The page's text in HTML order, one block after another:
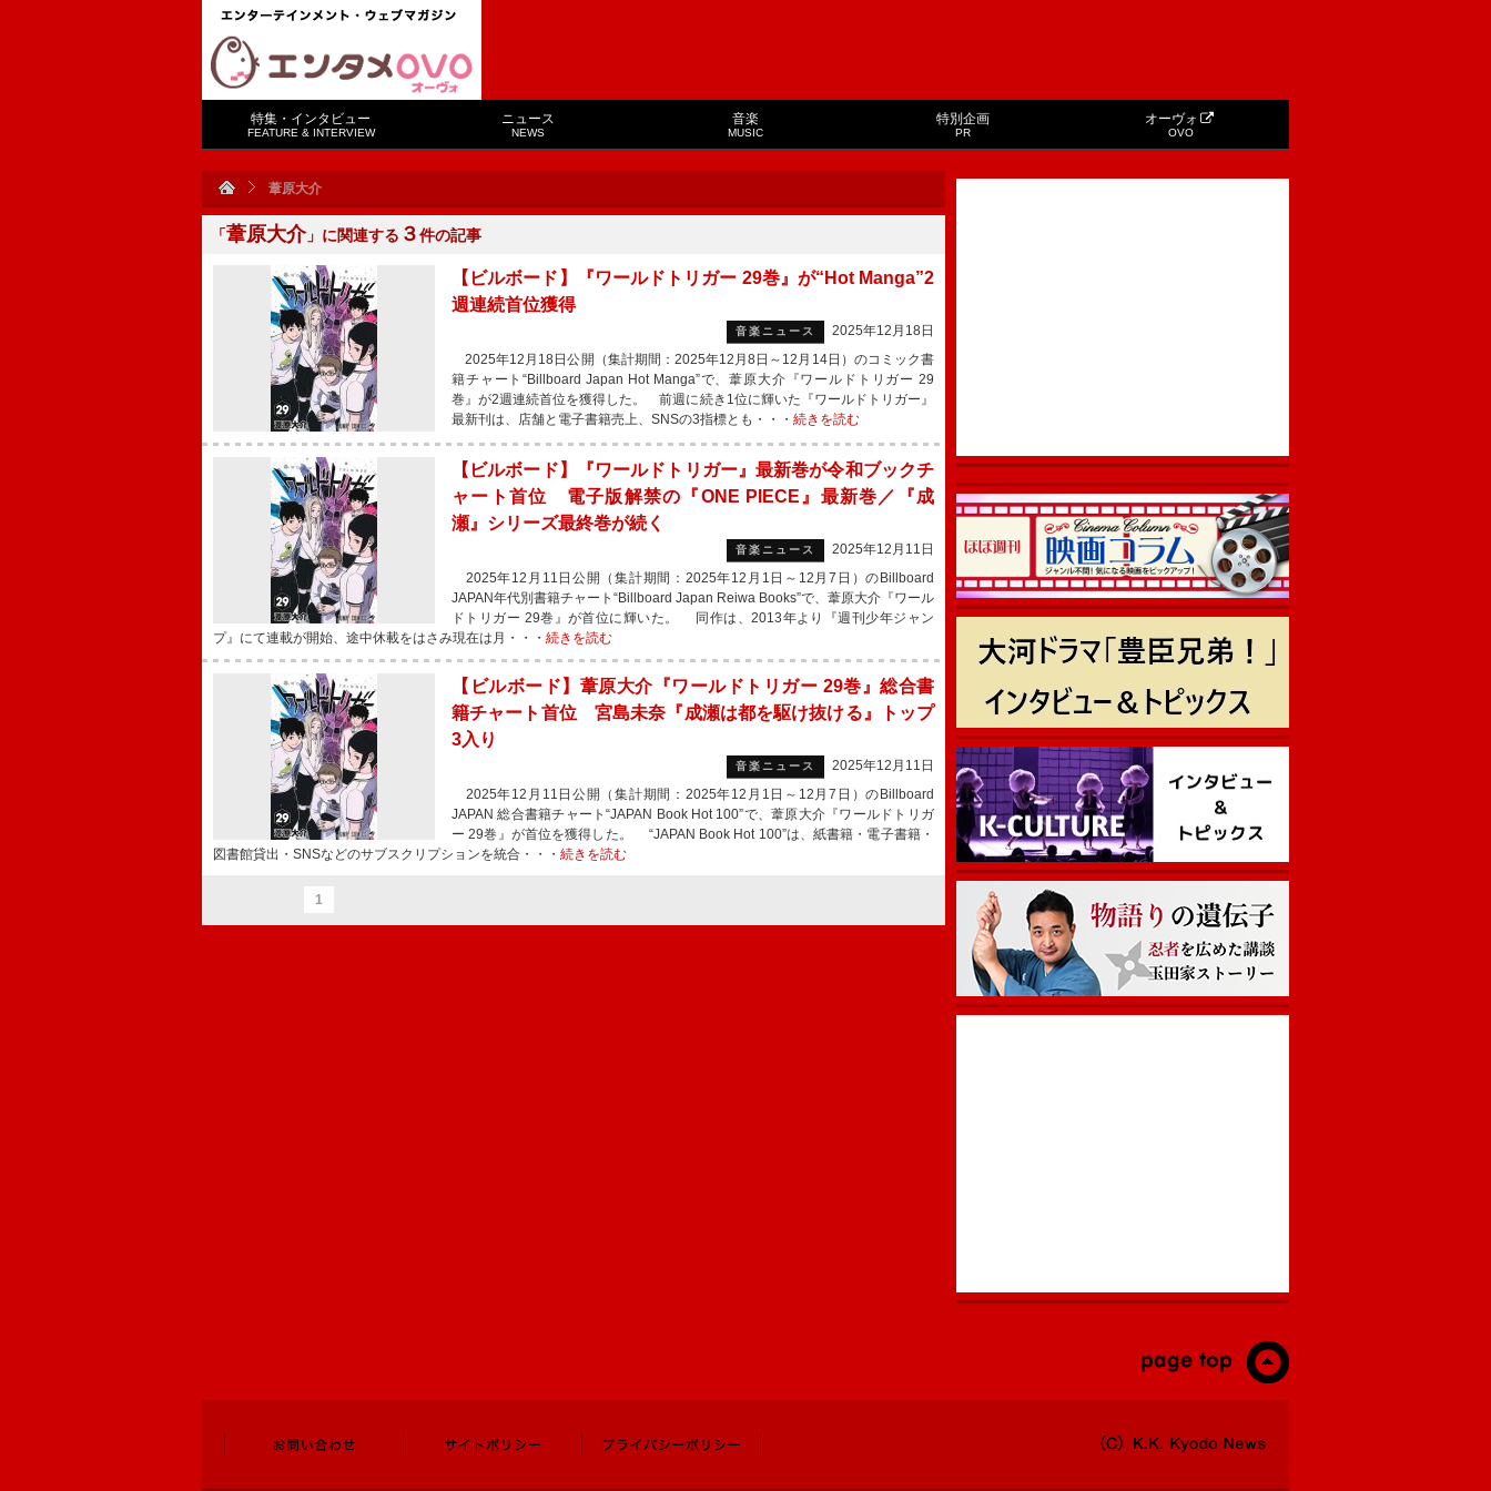
特集・インタビュー
FEATURE & INTERVIEW
ニュース
NEWS
音楽
MUSIC
特別企画
PR
オーヴォ
OVO
葦原大介
「葦原大介」に関連する ３件の記事
【ビルボード】『ワールドトリガー 29巻』が“Hot Manga”2
週連続首位獲得
音楽ニュース
2025年12月18日
2025年12月18日公開（集計期間：2025年12月8日～12月14日）のコミック書
籍チャート“Billboard Japan Hot Manga”で、葦原大介『ワールドトリガー 29
巻』が2週連続首位を獲得した。 前週に続き1位に輝いた『ワールドトリガー』
最新刊は、店舗と電子書籍売上、SNSの3指標とも・・・ 続きを読む
【ビルボード】『ワールドトリガー』最新巻が令和ブックチ
ャート首位 電子版解禁の『ONE PIECE』最新巻／『成
瀬』シリーズ最終巻が続く
音楽ニュース
2025年12月11日
2025年12月11日公開（集計期間：2025年12月1日～12月7日）のBillboard
JAPAN年代別書籍チャート“Billboard Japan Reiwa Books”で、葦原大介『ワール
ドトリガー 29巻』が首位に輝いた。 同作は、2013年より『週刊少年ジャン
プ』にて連載が開始、途中休載をはさみ現在は月・・・ 続きを読む
【ビルボード】葦原大介『ワールドトリガー 29巻』総合書
籍チャート首位 宮島未奈『成瀬は都を駆け抜ける』トップ
3入り
音楽ニュース
2025年12月11日
2025年12月11日公開（集計期間：2025年12月1日～12月7日）のBillboard
JAPAN 総合書籍チャート“JAPAN Book Hot 100”で、葦原大介『ワールドトリガ
ー 29巻』が首位を獲得した。 “JAPAN Book Hot 100”は、紙書籍・電子書籍・
図書館貸出・SNSなどのサブスクリプションを統合・・・ 続きを読む
1